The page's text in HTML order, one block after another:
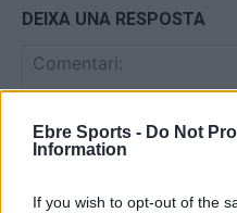
Ebre Sports - Do Not
Information
If you wish to opt-out of the
DEIXA UNA RESPOSTA